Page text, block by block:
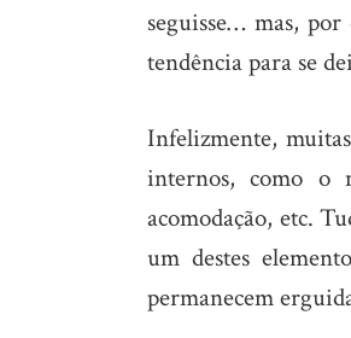
seguisse… mas,
tendência para se
Infelizmente,
internos, como o
acomodação, etc.
um destes
permanecem